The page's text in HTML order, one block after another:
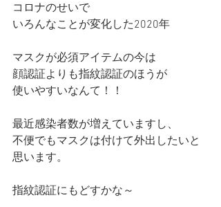
コロナのせいで
いろんなことが変化した2020年
マスクが必須アイテムの今は
顔認証よりも指紋認証のほうが
使いやすいなんて！！
最近感染者数が増えていますし、
不便でもマスクは付けて外出したいと
思います。
指紋認証にもどすかな～